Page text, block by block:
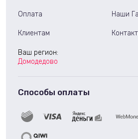
Оплата Наши
Клиентам
Ваш регион:
Домодедово
Способы оплаты